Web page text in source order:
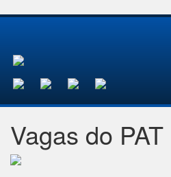
Vagas do PAT